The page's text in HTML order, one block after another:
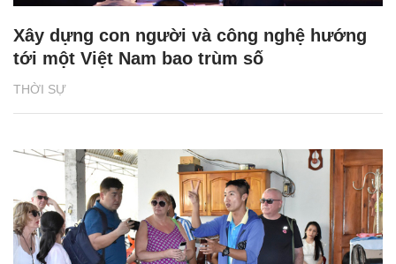
THỜI SỰ
Xây dựng con người và công nghệ hướng
tới một Việt Nam bao trùm số